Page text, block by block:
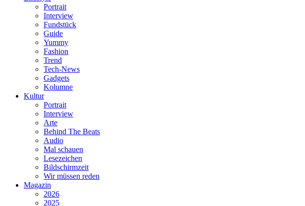
Portrait
Interview
Fundstück
Guide
Yummy
Fashion
Trend
Tech-News
Gadgets
Kolumne
Kultur
Portrait
Interview
Arte
Behind The Beats
Audio
Mal schauen
Lesezeichen
Bildschirmzeit
Wir müssen reden
Magazin
2026
2025